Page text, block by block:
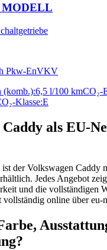
MODELL
Pkw-EnVKV
(komb.):6,5 l/100 kmCO₂-
Klasse:E
als EU-
der Volkswagen Caddy
Jedes Angebot
und die vollständigen
online über eu-